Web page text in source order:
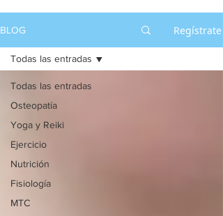
BLOG Regístrate
Todas las entradas
Osteopatía
Yoga y Reiki
Ejercicio
Nutrición
Fisiología
MTC
Todas las entradas